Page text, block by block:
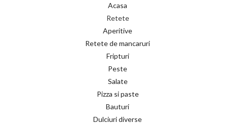
Acasa
Retete
Aperitive
Retete de mancaruri
Fripturi
Peste
Salate
Pizza si paste
Bauturi
Dulciuri diverse